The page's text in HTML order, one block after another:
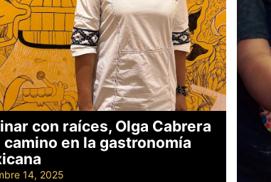
con raíces, Olga Cabrera
camino en la gastronomía
14, 2025